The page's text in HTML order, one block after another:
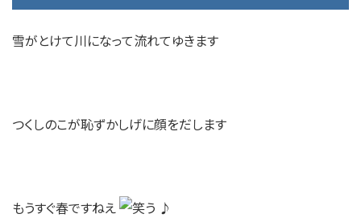
雪がとけて川になって流れてゆきます
つくしのこが恥ずかしげに顔をだします
もうすぐ春ですねえ ♪